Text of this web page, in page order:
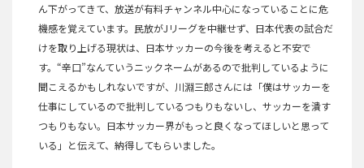
ん下がってきて、放送が有料チャンネル中心になっていることに危
機感を覚えています。民放がJリーグを中継せず、日本代表の試合だ
けを取り上げる現状は、日本サッカーの今後を考えると不安で
す。“辛口”なんていうニックネームがあるので批判しているように
聞こえるかもしれないですが、川淵三郎さんには「僕はサッカーを
仕事にしているので批判しているつもりもないし、サッカーを潰す
つもりもない。日本サッカー界がもっと良くなってほしいと思って
いる」と伝えて、納得してもらいました。